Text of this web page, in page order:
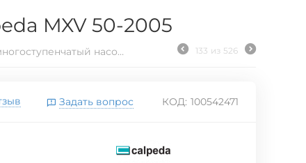
MXV 50-2005
Вертикальный многоступенчатый насосный агрегат Calpeda MXV 50-2005 133 из 526
Задать вопрос КОД: 100542471